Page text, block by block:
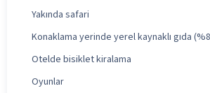
Yakında safari
Konaklama yerinde yerel kaynaklı gıda
Otelde bisiklet kiralama
Oyunlar